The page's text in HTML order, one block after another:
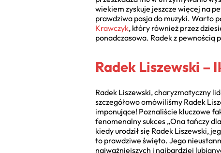
wiekiem zyskuje jeszcze więcej na
prawdziwa pasja do muzyki. Warto
Krawczyk, który również przez
ponadczasowa. Radek z pewnością
Radek Liszewski –
Radek Liszewski, charyzmatyczny
szczegółowo omówiliśmy Radek
imponujące! Poznaliście kluczowe
fenomenalny sukces „Ona tańczy
kiedy urodził się Radek Liszewski,
to prawdziwe święto. Jego
najważniejszych i najbardziej